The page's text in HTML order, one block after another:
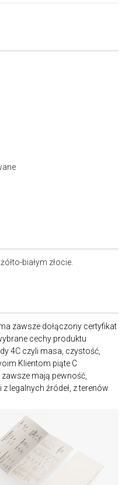
białym złocie.
zawsze dołączony certyfikat
cechy produktu
4C czyli masa, czystość,
Klientom piąte C
mają pewność,
legalnych źródeł, z terenów